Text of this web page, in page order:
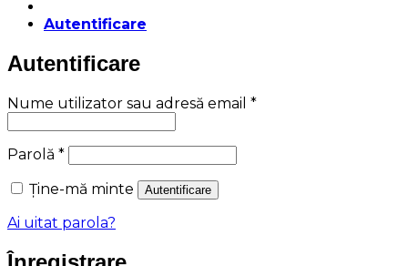
Autentificare
Autentificare
Nume utilizator sau adresă email *Obligatoriu
Parolă *Obligatoriu
Ține-mă minte Autentificare
Ai uitat parola?